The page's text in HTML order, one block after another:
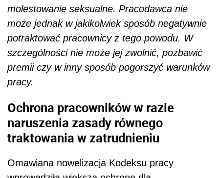
molestowanie seksualne. Pracodawca nie
może jednak w jakikolwiek sposób negatywnie
potraktować pracownicy z tego powodu. W
szczególności nie może jej zwolnić, pozbawić
premii czy w inny sposób pogorszyć warunków
pracy.
Ochrona pracowników w razie
naruszenia zasady równego
traktowania w zatrudnieniu
Omawiana nowelizacja Kodeksu pracy